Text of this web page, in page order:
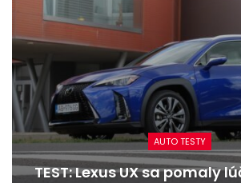
AUTO TESTY
sa pomaly lúči, oplatí sa